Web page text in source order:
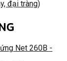
đại tràng)
Net 260B -